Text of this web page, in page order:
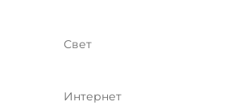
Свет
Интернет